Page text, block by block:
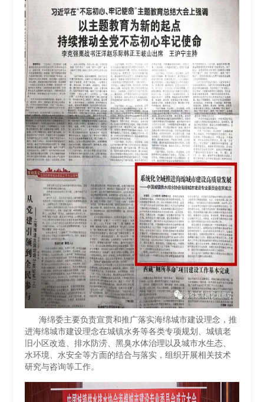
海绵委主要负责宣贯和推广落实海绵城市建设理念，推
进海绵城市建设理念在城镇水务等各类专项规划、城镇老
旧小区改造、排水防涝、黑臭水体治理以及城市水生态、
水环境、水安全等方面的结合与落实，组织开展相关技术
研究与咨询等工作。